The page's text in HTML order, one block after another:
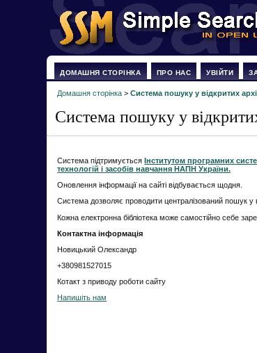
ДОМАШНЯ СТОРІНКА ПРО НАС УВІЙТИ
Домашня сторінка >Система пошуку у відкритих
Система пошуку у
Система підтримується Інститутом програмних
технологій і засобів навчання НАПН України.
Оновлення інформації на сайті відбувається щодня.
Система дозволяє проводити централізований пошук у
Кожна електронна бібліотека може самостійно себе
Контактна інформація
Новицький Олександр
+380981527015
Котакт з приводу роботи сайту
Напишіть нам